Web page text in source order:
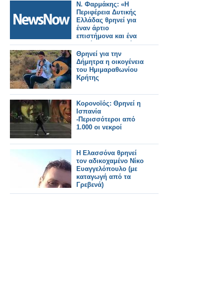
N. Φαρμάκης: «Η
Περιφέρεια Δυτικής
Ελλάδας θρηνεί για
έναν άρτιο
επιστήμονα και ένα
ικανό υπηρεσιακό
στέλεχος»
Θρηνεί για την
Δήμητρα η οικογένεια
του Ημιμαραθωνίου
Κρήτης
Κορονοϊός: Θρηνεί η
Ισπανία
-Περισσότεροι από
1.000 οι νεκροί
Η Ελασσόνα θρηνεί
τον αδικοχαμένο Νίκο
Ευαγγελόπουλο (με
καταγωγή από τα
Γρεβενά)